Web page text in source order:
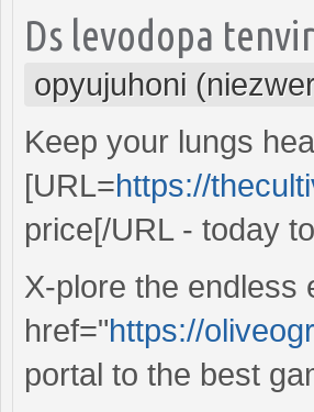
Ds levodopa
opyujuhoni
Keep your lungs
[URL=https://
price[/URL - today
X-plore the endless
href="https://
portal to the best